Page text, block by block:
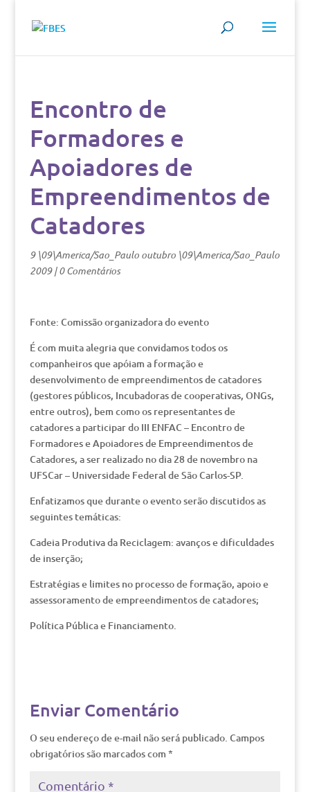
Encontro de
Formadores e
Apoiadores de
Empreendimentos de
Catadores
9 \09\America/Sao_Paulo outubro \09\America/Sao_Paulo
2009|0 Comentários
Fonte: Comissão organizadora do evento
É com muita alegria que convidamos todos os
companheiros que apóiam a formação e
desenvolvimento de empreendimentos de catadores
(gestores públicos, Incubadoras de cooperativas, ONGs,
entre outros), bem como os representantes de
catadores a participar do III ENFAC – Encontro de
Formadores e Apoiadores de Empreendimentos de
Catadores, a ser realizado no dia 28 de novembro na
UFSCar – Universidade Federal de São Carlos-SP.
Enfatizamos que durante o evento serão discutidos as
seguintes temáticas:
Cadeia Produtiva da Reciclagem: avanços e dificuldades
de inserção;
Estratégias e limites no processo de formação, apoio e
assessoramento de empreendimentos de catadores;
Política Pública e Financiamento.
Enviar Comentário
O seu endereço de e-mail não será publicado. Campos
obrigatórios são marcados com *